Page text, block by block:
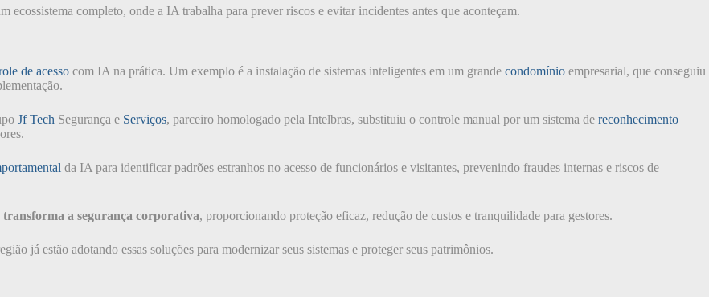
ecossistema completo, onde a IA trabalha para prever riscos e evitar incidentes antes que aconteçam.
de acesso com IA na prática. Um exemplo é a instalação de sistemas inteligentes em um grande condomínio empresarial, que conseguiu
Jf Tech Segurança e Serviços, parceiro homologado pela Intelbras, substituiu o controle manual por um sistema de reconhecimento
da IA para identificar padrões estranhos no acesso de funcionários e visitantes, prevenindo fraudes internas e riscos de
a segurança corporativa, proporcionando proteção eficaz, redução de custos e tranquilidade para gestores.
já estão adotando essas soluções para modernizar seus sistemas e proteger seus patrimônios.